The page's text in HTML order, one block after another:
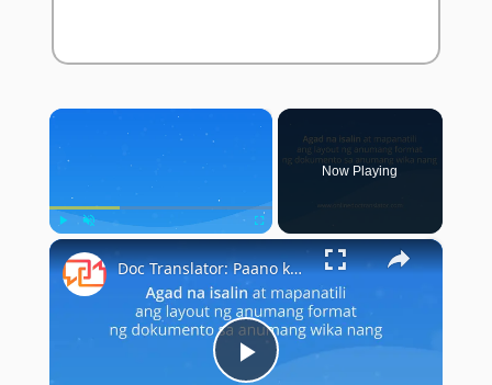
×
Play Unmute Fullscreen
Now Playing
×
Doc Translator: Paano ko magagamit ang tagasalin ng dokumento?